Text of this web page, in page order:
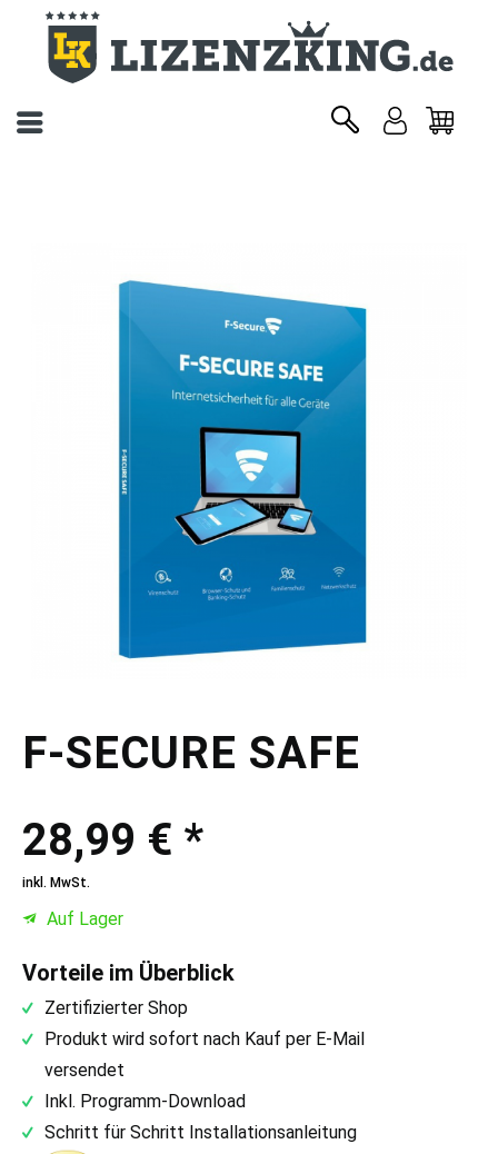
F-SECURE SAFE
28,99 € *
inkl. MwSt.
Auf Lager
Vorteile im Überblick
Zertifizierter Shop
Produkt wird sofort nach Kauf per E-Mail
versendet
Inkl. Programm-Download
Schritt für Schritt Installationsanleitung